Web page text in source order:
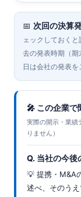
📅 次回の決算
ェックしておく
去の発表時期（
日は会社の発表を
🎤 この企業で
実際の開示・業績
りません）
Q. 当社の今後
💡 提携・M&A
述べ、そのう